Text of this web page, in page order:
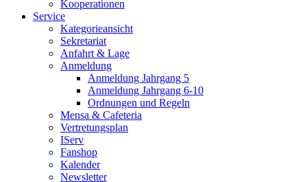
Kooperationen
Service
Kategorieansicht
Sekretariat
Anfahrt & Lage
Anmeldung
Anmeldung Jahrgang 5
Anmeldung Jahrgang 6-10
Ordnungen und Regeln
Mensa & Cafeteria
Vertretungsplan
IServ
Fanshop
Kalender
Newsletter